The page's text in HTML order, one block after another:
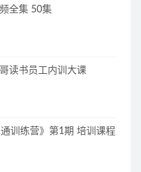
全集 50集
读书员工内训大课
训练营》第1期 培训课程